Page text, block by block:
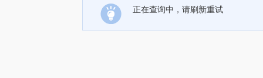
正在查询中，请刷新重试